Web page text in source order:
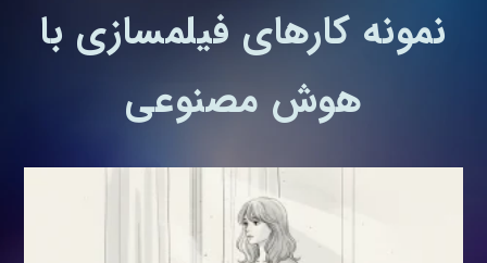
نمونه کارهای فیلمسازی با
هوش مصنوعی